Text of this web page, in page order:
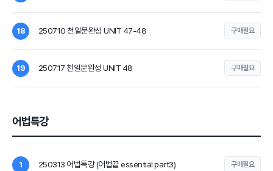
18 250710 천일문완성 UNIT 47-48 구매필요
19 250717 천일문완성 UNIT 48 구매필요
어법특강
1 250313 어법특강 (어법끝 essential part3) 구매필요